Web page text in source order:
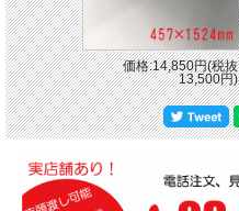
価格:14,850円(税抜
13,500円)